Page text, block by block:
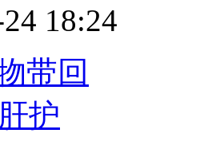
18:24